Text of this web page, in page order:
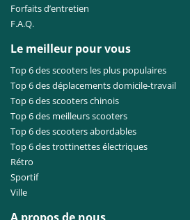
Forfaits d’entretien
F.A.Q.
Le meilleur pour vous
Top 6 des scooters les plus populaires
Top 6 des déplacements domicile-travail
Top 6 des scooters chinois
Top 6 des meilleurs scooters
Top 6 des scooters abordables
Top 6 des trottinettes électriques
Rétro
Sportif
Ville